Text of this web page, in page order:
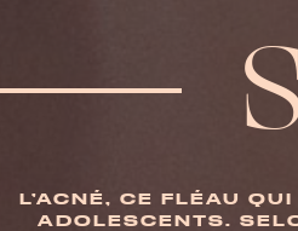
L’ACNÉ, CE FLÉAU
ADOLESCENTS.